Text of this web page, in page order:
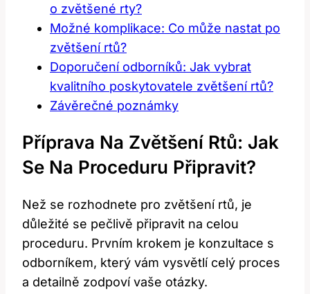
o zvětšené rty?
Možné komplikace: Co může nastat po
zvětšení rtů?
Doporučení odborníků: Jak vybrat
kvalitního poskytovatele zvětšení rtů?
Závěrečné poznámky
Příprava Na Zvětšení Rtů: Jak
Se Na Proceduru Připravit?
Než se rozhodnete pro zvětšení rtů, je
důležité se pečlivě připravit na celou
proceduru. Prvním krokem je konzultace s
odborníkem, který vám vysvětlí celý proces
a detailně zodpoví vaše otázky.